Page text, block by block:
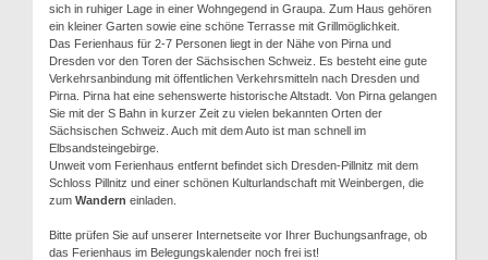
sich in ruhiger Lage in einer Wohngegend in Graupa. Zum Haus gehören
ein kleiner Garten sowie eine schöne Terrasse mit Grillmöglichkeit.
Das Ferienhaus für 2-7 Personen liegt in der Nähe von Pirna und
Dresden vor den Toren der Sächsischen Schweiz. Es besteht eine gute
Verkehrsanbindung mit öffentlichen Verkehrsmitteln nach Dresden und
Pirna. Pirna hat eine sehenswerte historische Altstadt. Von Pirna gelangen
Sie mit der S Bahn in kurzer Zeit zu vielen bekannten Orten der
Sächsischen Schweiz. Auch mit dem Auto ist man schnell im
Elbsandsteingebirge.
Unweit vom Ferienhaus entfernt befindet sich Dresden-Pillnitz mit dem
Schloss Pillnitz und einer schönen Kulturlandschaft mit Weinbergen, die
zum Wandern einladen.
Bitte prüfen Sie auf unserer Internetseite vor Ihrer Buchungsanfrage, ob
das Ferienhaus im Belegungskalender noch frei ist!